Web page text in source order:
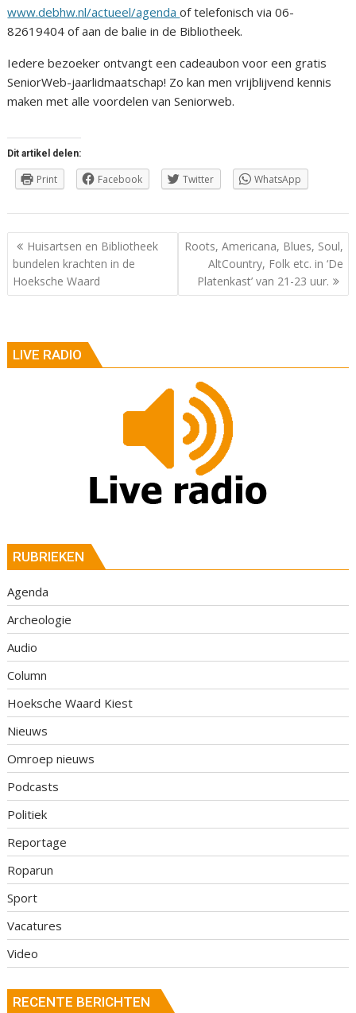
www.debhw.nl/actueel/agendaof telefonisch via 06-
82619404 of aan de balie in de Bibliotheek.
Iedere bezoeker ontvangt een cadeaubon voor een gratis
SeniorWeb-jaarlidmaatschap! Zo kan men vrijblijvend kennis
maken met alle voordelen van Seniorweb.
Dit artikel delen:
Print Facebook Twitter WhatsApp
Berichtnavigatie
Huisartsen en Bibliotheek
bundelen krachten in de
Hoeksche Waard
Roots, Americana, Blues, Soul,
AltCountry, Folk etc. in ‘De
Platenkast’ van 21-23 uur.
LIVE RADIO
RUBRIEKEN
Agenda
Archeologie
Audio
Column
Hoeksche Waard Kiest
Nieuws
Omroep nieuws
Podcasts
Politiek
Reportage
Roparun
Sport
Vacatures
Video
RECENTE BERICHTEN